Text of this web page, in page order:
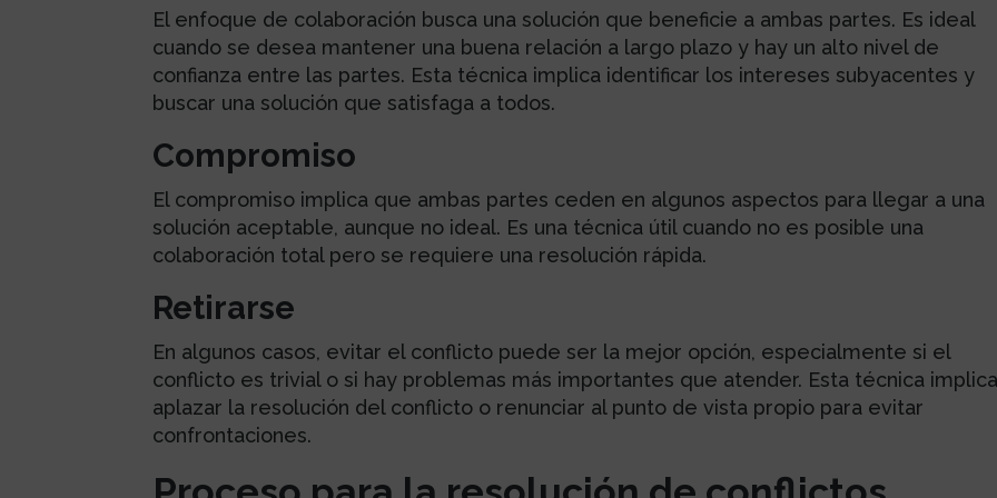
El enfoque de colaboración busca una solución que beneficie a ambas partes. Es ideal
cuando se desea mantener una buena relación a largo plazo y hay un alto nivel de
confianza entre las partes. Esta técnica implica identificar los intereses subyacentes y
buscar una solución que satisfaga a todos.
Compromiso
El compromiso implica que ambas partes ceden en algunos aspectos para llegar a una
solución aceptable, aunque no ideal. Es una técnica útil cuando no es posible una
colaboración total pero se requiere una resolución rápida.
Retirarse
En algunos casos, evitar el conflicto puede ser la mejor opción, especialmente si el
conflicto es trivial o si hay problemas más importantes que atender. Esta técnica
aplazar la resolución del conflicto o renunciar al punto de vista propio para evitar
confrontaciones.